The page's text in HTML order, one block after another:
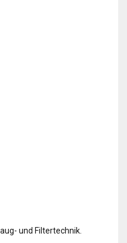
und Filtertechnik.